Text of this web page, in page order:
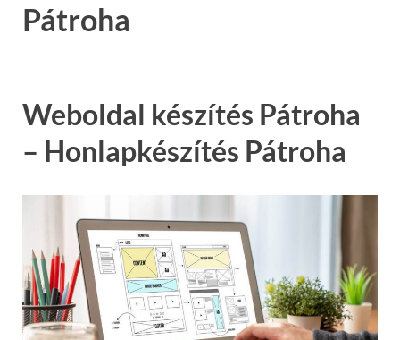
Pátroha
Weboldal készítés Pátroha
– Honlapkészítés Pátroha